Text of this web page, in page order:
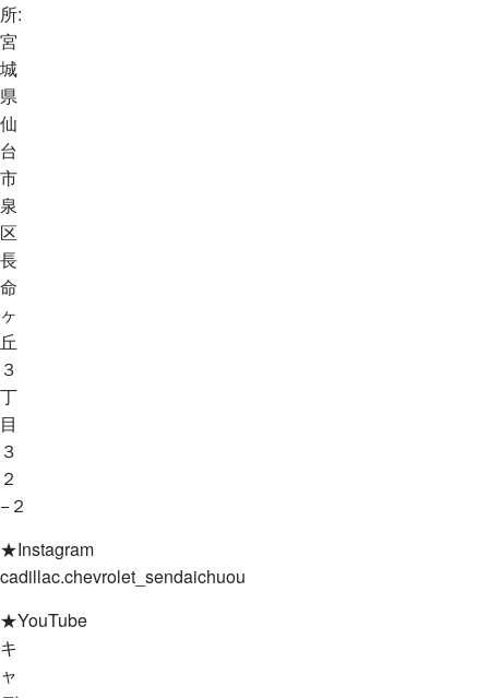
所:
宮
城
県
仙
台
市
泉
区
長
命
ヶ
丘
３
丁
目
３
２
−２
★Instagram
cadillac.chevrolet_sendaichuou
★YouTube
キ
ャ